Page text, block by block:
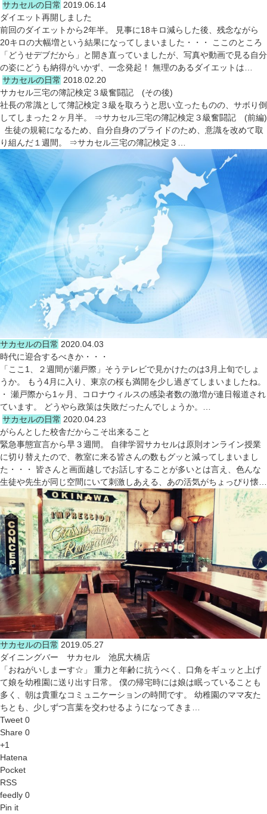
サカセルの日常 2019.06.14
ダイエット再開しました
前回のダイエットから2年半。 見事に18キロ減らした後、残念ながら
20キロの大幅増という結果になってしまいました・・・ ここのところ
「どうせデブだから」と開き直っていましたが、写真や動画で見る自分
の姿にどうも納得がいかず、一念発起！ 無理のあるダイエットは…
サカセルの日常 2018.02.20
サカセル三宅の簿記検定３級奮闘記 (その後)
社長の常識として簿記検定３級を取ろうと思い立ったものの、サボり倒
してしまった２ヶ月半。 ⇒サカセル三宅の簿記検定３級奮闘記 (前編)
生徒の規範になるため、自分自身のプライドのため、意識を改めて取
り組んだ１週間。 ⇒サカセル三宅の簿記検定３…
サカセルの日常 2020.04.03
時代に迎合するべきか・・・
「ここ1、２週間が瀬戸際」そうテレビで見かけたのは3月上旬でしょ
うか。 もう4月に入り、東京の桜も満開を少し過ぎてしまいましたね。
・ 瀬戸際から1ヶ月、コロナウィルスの感染者数の激増が連日報道され
ています。 どうやら政策は失敗だったんでしょうか。…
サカセルの日常 2020.04.23
がらんとした校舎だからこそ出来ること
緊急事態宣言から早３週間。 自律学習サカセルは原則オンライン授業
に切り替えたので、教室に来る皆さんの数もグッと減ってしまいまし
た・・・ 皆さんと画面越しでお話しすることが多いとは言え、色んな
生徒や先生が同じ空間にいて刺激しあえる、あの活気がちょっぴり懐…
サカセルの日常 2019.05.27
ダイニングバー サカセル 池尻大橋店
「おねがいしまーす☆」 重力と年齢に抗うべく、口角をギュッと上げ
て娘を幼稚園に送り出す日常。 僕の帰宅時には娘は眠っていることも
多く、朝は貴重なコミュニケーションの時間です。 幼稚園のママ友た
ちとも、少しずつ言葉を交わせるようになってきま…
Tweet 0
Share 0
+1
Hatena
Pocket
RSS
feedly 0
Pin it